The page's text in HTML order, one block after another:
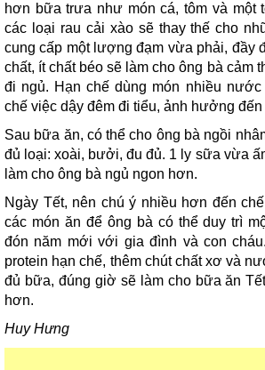
hơn bữa trưa như món cá, tôm và một
các loại rau cải xào sẽ thay thế cho
cung cấp một lượng đạm vừa phải, đầy
chất, ít chất béo sẽ làm cho ông bà cảm
đi ngủ. Hạn chế dùng món nhiều
chế việc dậy đêm đi tiểu, ảnh hưởng đến
Sau bữa ăn, có thể cho ông bà ngồi
đủ loại: xoài, bưởi, đu đủ. 1 ly sữa vừa
làm cho ông bà ngủ ngon hơn.
Ngày Tết, nên chú ý nhiều hơn đến
các món ăn để ông bà có thể duy trì
đón năm mới với gia đình và con
protein hạn chế, thêm chút chất xơ và
đủ bữa, đúng giờ sẽ làm cho bữa ăn
hơn.
Huy Hưng